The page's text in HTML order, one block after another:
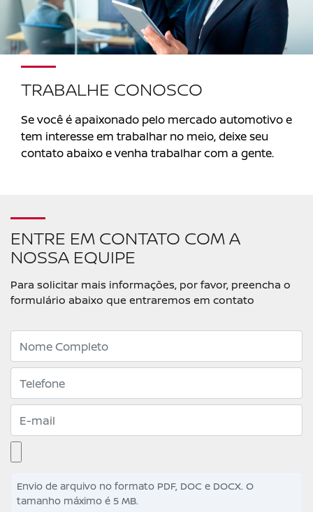
TRABALHE CONOSCO
Se você é apaixonado pelo mercado automotivo e
tem interesse em trabalhar no meio, deixe seu
contato abaixo e venha trabalhar com a gente.
ENTRE EM CONTATO COM A
NOSSA EQUIPE
Para solicitar mais informações, por favor, preencha o
formulário abaixo que entraremos em contato
Envio de arquivo no formato PDF, DOC e DOCX. O
tamanho máximo é 5 MB.